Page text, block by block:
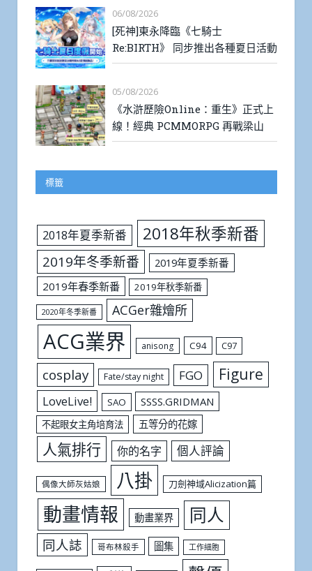
06/08/2026
[死神]東永降臨《七騎士
Re:BIRTH》 同步推出各種夏日活動
05/08/2026
《水滸歷險Online：重生》正式上
線！經典 PCMMORPG 再戰梁山
標籤
2018年夏季新番 2018年秋季新番
2019年冬季新番
2019年夏季新番
2019年春季新番
2019年秋季新番
2020年冬季新番 ACGer雜燴所
ACG業界 anisong C94 C97
cosplay Fate/stay night FGO Figure
LoveLive! SAO SSSS.GRIDMAN
不起眼女主角培育法 五等分的花嫁
人氣排行 你的名字 個人評論
偶像大師灰姑娘 八掛 刀劍神域Alicization篇
動畫情報 動畫業界 同人
同人誌 哥布林殺手 圖集 工作細胞